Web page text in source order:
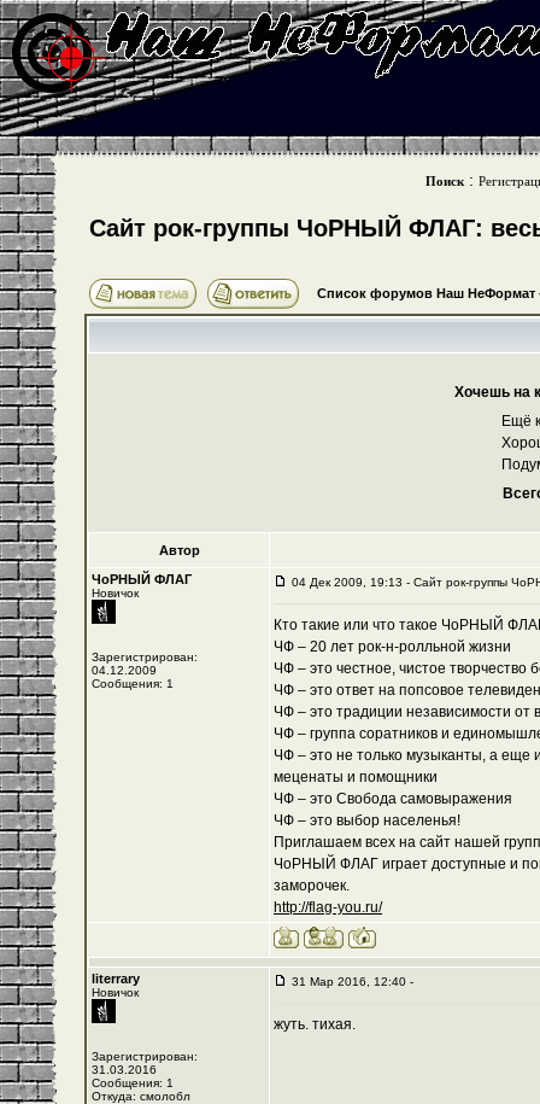
Поиск :
Cайт рок-группы ЧоРНЫЙ ФЛАГ:
Список форумов Наш НеФормат
Хочешь на
Ещё
Автор
ЧоРНЫЙ ФЛАГ
Новичок
Зарегистрирован:
04.12.2009
Сообщения: 1
04 Дек 2009, 19:13 - Cайт рок-группы
Кто такие или что такое ЧоРНЫЙ
ЧФ – 20 лет рок-н-ролльной жизни
ЧФ – это честное, чистое творчество
ЧФ – это ответ на попсовое
ЧФ – это традиции независимости
ЧФ – группа соратников и
ЧФ – это не только музыканты, а еще
меценаты и помощники
ЧФ – это Свобода самовыражения
ЧФ – это выбор населенья!
Приглашаем всех на сайт нашей
ЧоРНЫЙ ФЛАГ играет доступные и
заморочек.
http://flag-you.ru/
literrary
Новичок
Зарегистрирован:
31.03.2016
Сообщения: 1
Откуда: смолобл
31 Мар 2016, 12:40 -
жуть. тихая.